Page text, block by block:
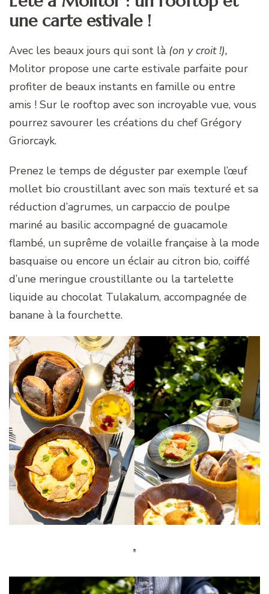
une carte estivale !
Avec les beaux jours qui sont là (on y croit !),
Molitor propose une carte estivale parfaite pour
profiter de beaux instants en famille ou entre
amis ! Sur le rooftop avec son incroyable vue, vous
pourrez savourer les créations du chef Grégory
Griorcayk.
Prenez le temps de déguster par exemple l’œuf
mollet bio croustillant avec son maïs texturé et sa
réduction d’agrumes, un carpaccio de poulpe
mariné au basilic accompagné de guacamole
flambé, un suprême de volaille française à la mode
basquaise ou encore un éclair au citron bio, coiffé
d’une meringue croustillante ou la tartelette
liquide au chocolat Tulakalum, accompagnée de
banane à la fourchette.